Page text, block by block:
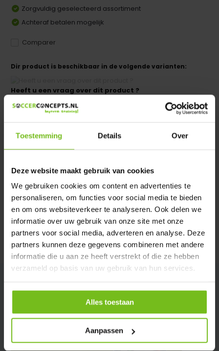
Toestemming Details Over
Deze website maakt gebruik van cookies
We gebruiken cookies om content en advertenties te
personaliseren, om functies voor social media te bieden
en om ons websiteverkeer te analyseren. Ook delen we
informatie over uw gebruik van onze site met onze
partners voor social media, adverteren en analyse. Deze
partners kunnen deze gegevens combineren met andere
informatie die u aan ze heeft verstrekt of die ze hebben
verzameld op basis van uw gebruik van hun services.
Alles toestaan
Aanpassen
Zorgvuldig geselecteerd assortiment
Achteraf betalen mogelijk
Comparer
Dir product is beschikbaar in de volgende varianten:
Heeft u een vraag over dit product ?
We helpen u graag met meer informatie
Spécifications
Évaluations
Partager